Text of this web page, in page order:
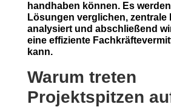
handhaben können. Es
Lösungen verglichen, zentrale
analysiert und abschließend
eine effiziente
kann.
Warum treten
Projektspitzen